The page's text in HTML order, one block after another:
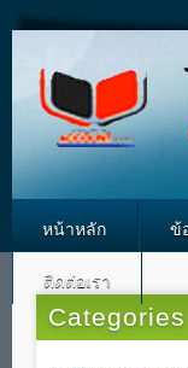
หน้าหลัก ข้
ติดต่อเรา
Categories